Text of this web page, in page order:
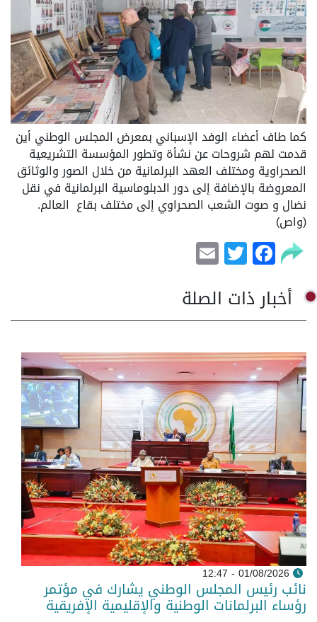
كما طاف أعضاء الوفد الإسباني بمعرض المجلس الوطني أين
قدمت لهم شروحات عن نشأة وتطور المؤسسة التشريعية
الصحراوية ومختلف العهد البرلمانية من خلال الصور والوثائق
المعروضة بالإضافة إلى دور الدبلوماسية البرلمانية في نقل
نضال و صوت الشعب الصحراوي إلى مختلف بقاع العالم.
(واص)
Facebook
Twitter
أخبار ذات الصلة
01/08/2026 - 12:47
نائب رئيس المجلس الوطني يشارك في مؤتمر
رؤساء البرلمانات الوطنية والإقليمية الإفريقية